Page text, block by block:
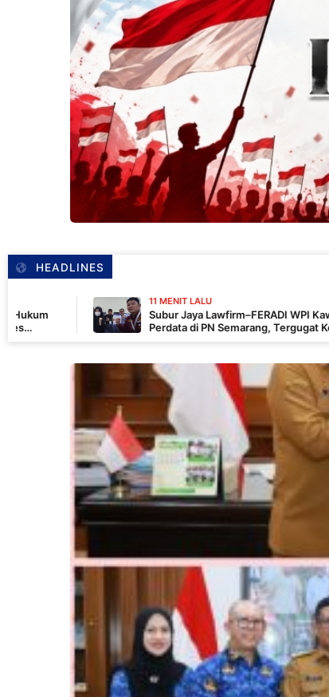
HEADLINES
11 MENIT LALU
Subur Jaya Lawfirm–FERADI WPI Kawal Sidang Perkara
Perdata di PN Semarang, Tergugat Kembali Absen, Sidang